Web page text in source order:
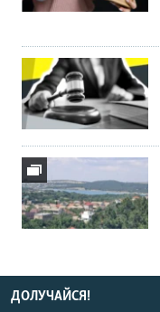
ДОЛУЧАЙСЯ!